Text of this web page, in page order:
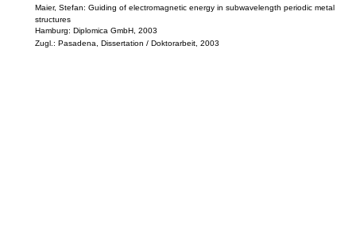
ID 6629
Maier, Stefan: Guiding of electromagnetic energy in subwavelength periodic metal
structures
Hamburg: Diplomica GmbH, 2003